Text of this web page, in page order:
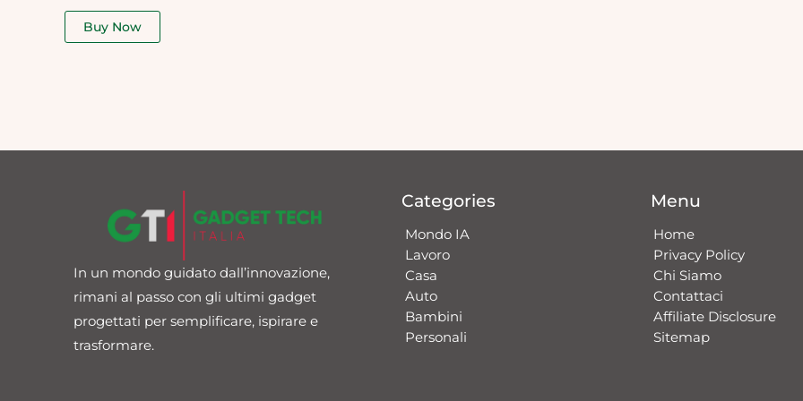
out
Buy Now
In un mondo guidato dall’innovazione,
rimani al passo con gli ultimi gadget
progettati per semplificare, ispirare e
trasformare.
Categories
Mondo IA
Lavoro
Casa
Auto
Bambini
Personali
Menu
Home
Privacy Policy
Chi Siamo
Contattaci​
Affiliate Disclosure
Sitemap